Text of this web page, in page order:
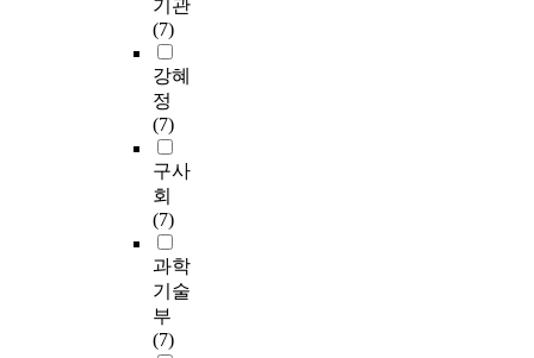
기관
(7)
강혜
정
(7)
구사
회
(7)
과학
기술
부
(7)